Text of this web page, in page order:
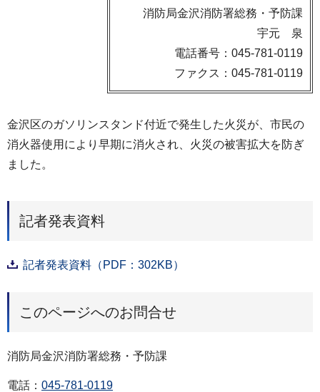
消防局金沢消防署総務・予防課
宇元 泉
電話番号：045-781-0119
ファクス：045-781-0119
金沢区のガソリンスタンド付近で発生した火災が、市民の
消火器使用により早期に消火され、火災の被害拡大を防ぎ
ました。
記者発表資料
記者発表資料（PDF：302KB）
このページへのお問合せ
消防局金沢消防署総務・予防課
電話： 045-781-0119